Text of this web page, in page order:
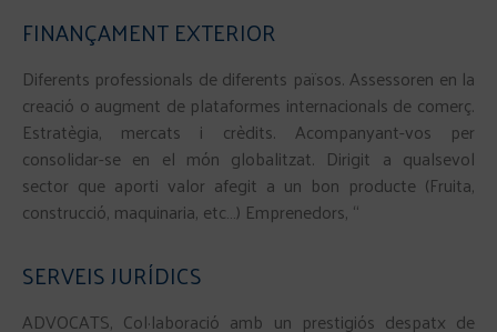
FINANÇAMENT EXTERIOR
Diferents professionals de diferents països. Assessoren en la
creació o augment de plataformes internacionals de comerç.
Estratègia, mercats i crèdits. Acompanyant-vos per
consolidar-se en el món globalitzat. Dirigit a qualsevol
sector que aporti valor afegit a un bon producte (Fruita,
construcció, maquinaria, etc…) Emprenedors, “
SERVEIS JURÍDICS
ADVOCATS, Col·laboració amb un prestigiós despatx de